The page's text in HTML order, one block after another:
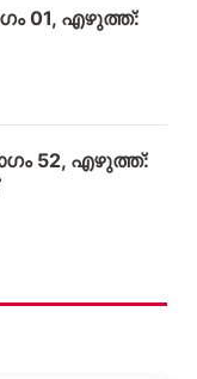
01, എഴുത്ത്:
52, എഴുത്ത്: